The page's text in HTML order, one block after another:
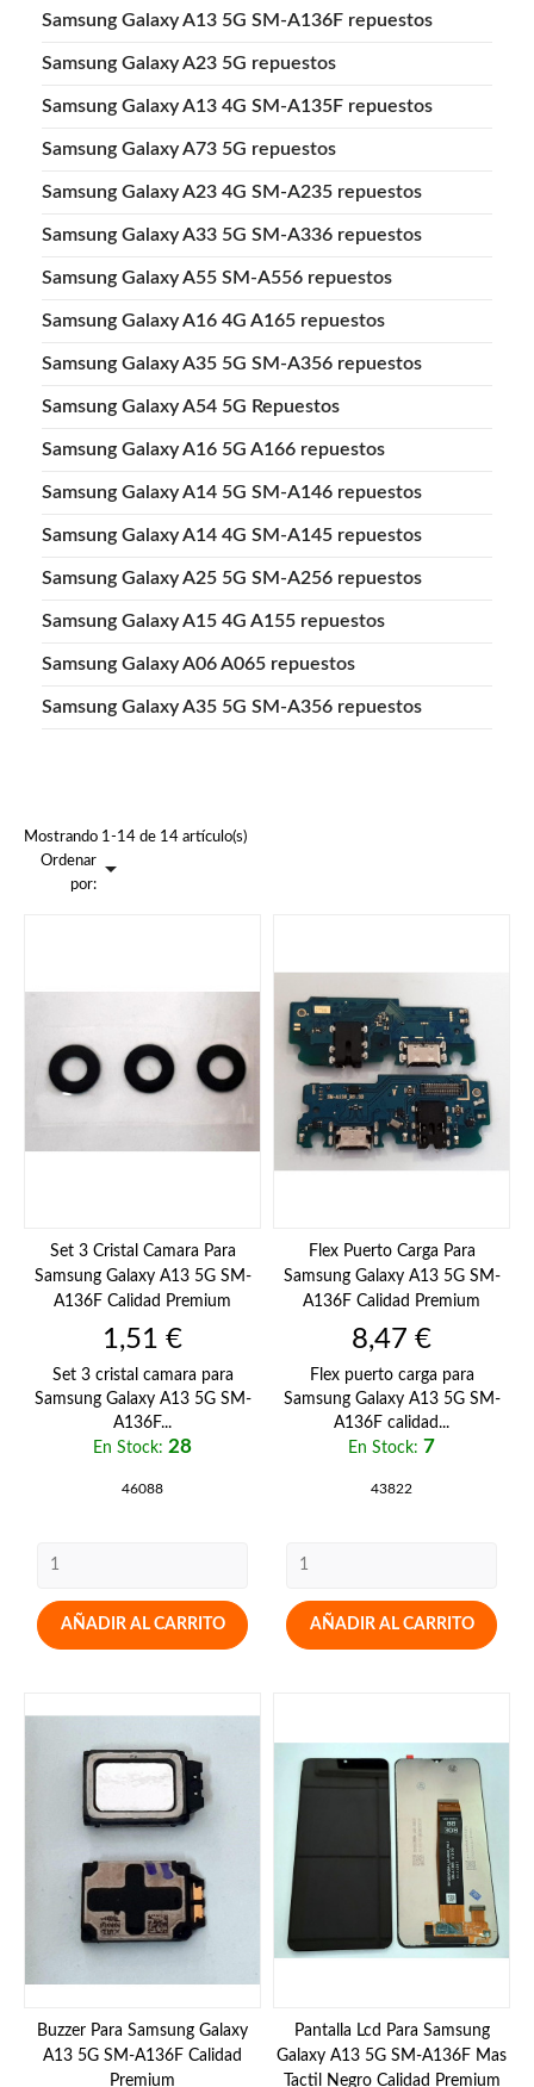
Samsung Galaxy A13 5G SM-A136F repuestos
Samsung Galaxy A23 5G repuestos
Samsung Galaxy A13 4G SM-A135F repuestos
Samsung Galaxy A73 5G repuestos
Samsung Galaxy A23 4G SM-A235 repuestos
Samsung Galaxy A33 5G SM-A336 repuestos
Samsung Galaxy A55 SM-A556 repuestos
Samsung Galaxy A16 4G A165 repuestos
Samsung Galaxy A35 5G SM-A356 repuestos
Samsung Galaxy A54 5G Repuestos
Samsung Galaxy A16 5G A166 repuestos
Samsung Galaxy A14 5G SM-A146 repuestos
Samsung Galaxy A14 4G SM-A145 repuestos
Samsung Galaxy A25 5G SM-A256 repuestos
Samsung Galaxy A15 4G A155 repuestos
Samsung Galaxy A06 A065 repuestos
Samsung Galaxy A35 5G SM-A356 repuestos
Mostrando 1-14 de 14 artículo(s)
Ordenar
por:

Set 3 Cristal Camara Para
Samsung Galaxy A13 5G SM-
A136F Calidad Premium
Precio
1,51 €
Set 3 cristal camara para
Samsung Galaxy A13 5G SM-
A136F...
En Stock: 28
46088
AÑADIR AL CARRITO
Flex Puerto Carga Para
Samsung Galaxy A13 5G SM-
A136F Calidad Premium
Precio
8,47 €
Flex puerto carga para
Samsung Galaxy A13 5G SM-
A136F calidad...
En Stock: 7
43822
AÑADIR AL CARRITO
Buzzer Para Samsung Galaxy
A13 5G SM-A136F Calidad
Premium
Pantalla Lcd Para Samsung
Galaxy A13 5G SM-A136F Mas
Tactil Negro Calidad Premium